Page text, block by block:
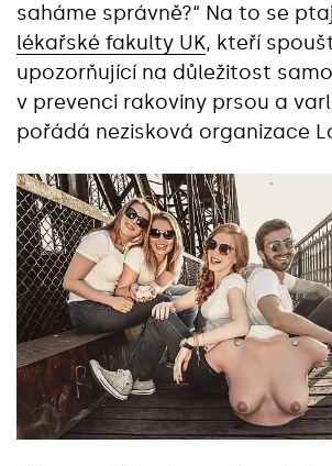
saháme správně?“ Na to se
lékařské fakulty UK, kteří
upozorňující na důležitost
v prevenci rakoviny prsou a
pořádá nezisková organizace